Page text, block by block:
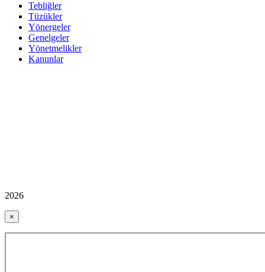
Tebliğler
Tüzükler
Yönergeler
Genelgeler
Yönetmelikler
Kanunlar
2026
×